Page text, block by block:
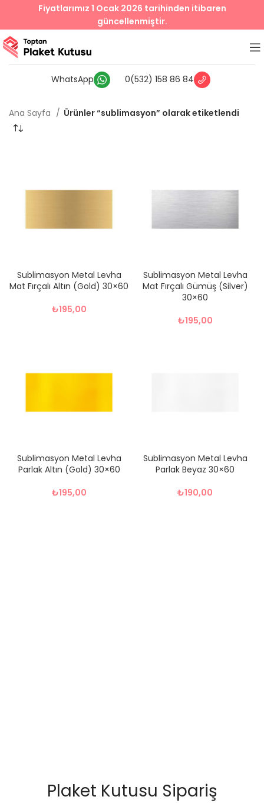
WhatsApp 0(532) 158 86 84
Ana Sayfa Ürünler “sublimasyon” olarak etiketlendi
Sublimasyon Metal Levha
Mat Fırçalı Altın (Gold) 30×60
₺195,00
Sublimasyon Metal Levha
Mat Fırçalı Gümüş (Silver)
30×60
₺195,00
Sublimasyon Metal Levha
Parlak Altın (Gold) 30×60
₺195,00
Sublimasyon Metal Levha
Parlak Beyaz 30×60
₺190,00
Plaket Kutusu Sipariş
Fiyatlarımız 1 Ocak 2026 tarihinden itibaren
güncellenmiştir.